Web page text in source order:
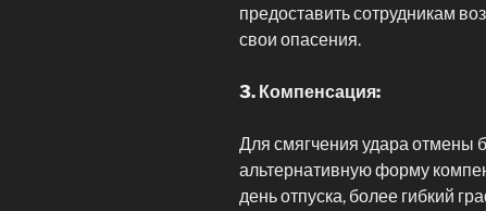
предоставить сотрудникам
свои опасения.
3. Компенсация:
Для смягчения удара отмены
альтернативную форму
день отпуска, более гибкий